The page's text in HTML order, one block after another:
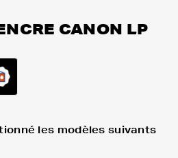
CANON LP
les modèles suivants